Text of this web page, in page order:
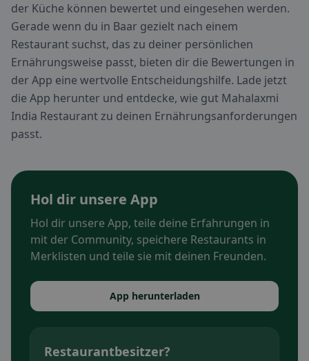
der Küche können bewertet und eingesehen werden.
Gerade wenn du in Baar gezielt nach einem
Restaurant suchst, das zu deiner persönlichen
Ernährungsweise passt, bieten dir die Bewertungen in
der App eine wertvolle Entscheidungshilfe. Lade jetzt
die App herunter und entdecke, wie gut Mahalaxmi
India Restaurant zu deinen Ernährungsanforderungen
passt.
Hol dir unsere App
Hol dir unsere App, teile deine Erfahrungen in
mit der Community, speichere Restaurants in
Merklisten und teile sie mit deinen Freunden.
App herunterladen
Restaurantbesitzer?